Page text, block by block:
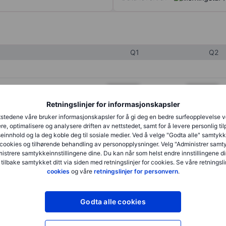
Retningslinjer for informasjonskapsler
våre bruker informasjonskapsler for å gi deg en bedre surfeopplevelse
optimalisere og analysere driften av nettstedet, samt for å levere personlig
og la deg koble deg til sosiale medier. Ved å velge "Godta alle"
og tilhørende behandling av personopplysninger. Velg "Administrer
samtykkeinnstillingene dine. Du kan når som helst endre innstillingene
samtykket ditt via siden med retningslinjer for cookies. Se våre
cookies og våre retningslinjer for personvern.
Godta alle cookies
Q1 Q2
XXXXXXX XXXXXXX
XXXXXXX
XXXXXXX XXXXXXX
XXXXXXX XXXXXXX
XXXXXXX
XXXXXXX